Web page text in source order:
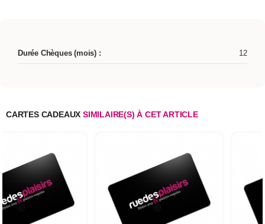
Durée Chèques (mois) : 12
CARTES CADEAUX SIMILAIRE(S) À CET ARTICLE